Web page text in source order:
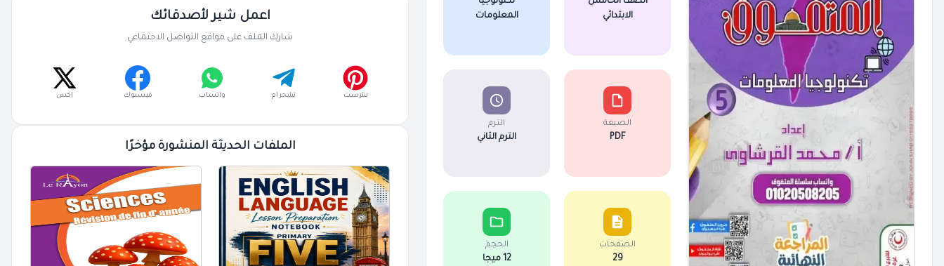
الابتدائي
المعلومات
الصيغة
PDF
الترم
الترم الثاني
الصفحات
29
الحجم
12 ميجا
اعمل شير لأصدقائك
شارك الملف على مواقع التواصل الاجتماعي
بنترست تيليجرام واتساب فيسبوك اكس
الملفات الحديثة المنشورة مؤخرًا